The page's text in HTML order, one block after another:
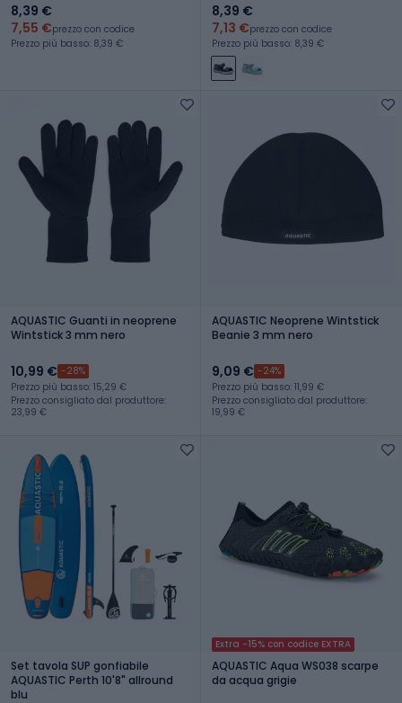
8,39 €
7,55 €prezzo con codice
Prezzo più basso: 8,39 €
8,39 €
7,13 €prezzo con codice
Prezzo più basso: 8,39 €
AQUASTIC Guanti in neoprene
Wintstick 3 mm nero
10,99 € -28%
Prezzo più basso: 15,29 €
Prezzo consigliato dal produttore:
23,99 €
AQUASTIC Neoprene Wintstick
Beanie 3 mm nero
9,09 € -24%
Prezzo più basso: 11,99 €
Prezzo consigliato dal produttore:
19,99 €
Set tavola SUP gonfiabile
AQUASTIC Perth 10'8" allround
blu
Extra -15% con codice EXTRA
AQUASTIC Aqua WS038 scarpe
da acqua grigie